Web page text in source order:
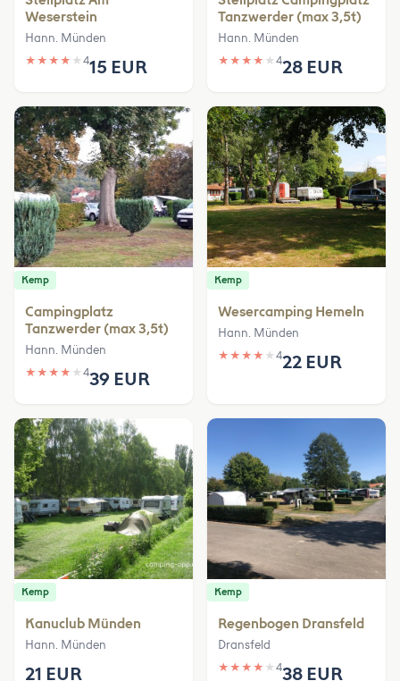
Weserstein
Hann. Münden
★ ★ ★ ★ ★ 415 EUR
Tanzwerder (max 3,5t)
Hann. Münden
★ ★ ★ ★ ★ 428 EUR
Kemp
Campingplatz
Tanzwerder (max 3,5t)
Hann. Münden
★ ★ ★ ★ ★ 439 EUR
Kemp
Wesercamping Hemeln
Hann. Münden
★ ★ ★ ★ ★ 422 EUR
Kemp
Kanuclub Münden
Hann. Münden
21 EUR
Kemp
Regenbogen Dransfeld
Dransfeld
★ ★ ★ ★ ★ 438 EUR